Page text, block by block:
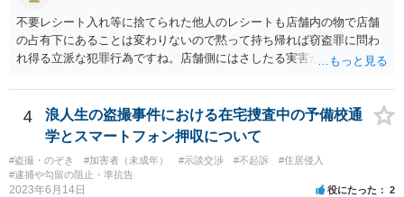
不要レシート入れ等に捨てられた他人のレシートも店舗内の物で店舗
の占有下にあることは変わりないので黙って持ち帰れば窃盗罪に問わ
れ得る立派な犯罪行為ですね。店舗側にはさしたる実害がない以上、
るリスクは低いと思いますが、万が一検挙された場合のこと等を考え
て自重すべきです。 なお、他人のレシートを使ってキャンペーンに応
募してポイント等を詐取する行為については度を越せば電子計算機使
用詐欺等で検挙されるリスクがそれなりにあるかと存じます。キャン
ペーンの主催者に対しては実害を与えているわけですので、主催者か
ら被害申告等される可能性は十分あるかと存じます。
4
浪人生の盗撮事件における在宅捜査中の予備校通
学とスマートフォン押収について
#盗撮・のぞき #加害者（未成年） #示談交渉 #不起訴
#住居侵入
#逮捕や勾留の阻止・準抗告
2023年6月14日 役にたった 2